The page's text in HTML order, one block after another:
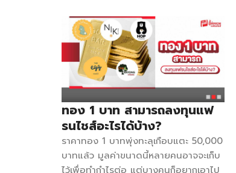
ต้องการ ความหวานใช้น้ำตาลอ้อย
ออร์แกนิคจากเกษตรกรไทย Facebook
เจปัง ไอติมย่างเนยโฮมเมดโคตรหอม
กรอบ อร่อย Instagram & TikTok :
หนึ่งแล้ว อยากเปลี่ยนจากงานประจำมา
เป็นเจ้าของธุรกิจต้องไม่พลาด! โคตรปั่น
ค่า Franchise 28,000 บาท ติดต่อ
091-7699274 / 095-5526697
Facebook โคตรปั่น สิ่งที่ได้รับ
-เคาน์เตอร์ถอดประกอบ 1 เมตร -อุปกรณ์
ขายครบชุด -ป้ายร้านและป้ายเมนู
-วัตถุดิบพร้อมขาย 200 แก้ว -สอน
ทำการตลาดออนไลน์ -แนะนำการสมัคร
Delivery -ดูแลตลอดการขาย -ทำการ
ตลาด โปรโมทร้านฟรี -ส่งสินค้าฟรีทั่ว
ทอง 1 บาท สามารถลงทุนแฟ
รนไชส์อะไรได้บ้าง?
ราคาทอง 1 บาทพุ่งทะลุเกือบแตะ 50,000
บาทแล้ว มูลค่าขนาดนี้หลายคนอาจจะเก็บ
ไว้เพื่อทำกำไรต่อ แต่บางคนก็อยากเอาไป